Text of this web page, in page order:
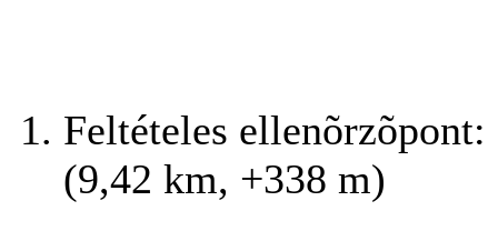
Feltételes
(9,42 km, +338 m)